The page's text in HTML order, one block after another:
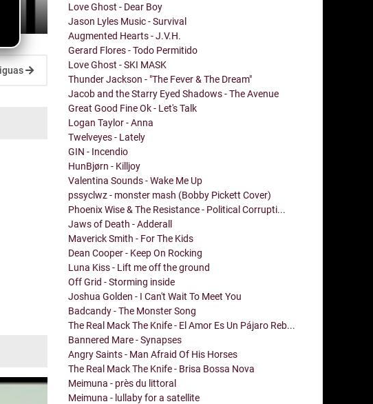
Love Ghost - Dear Boy
Jason Lyles Music - Survival
Augmented Hearts - J.V.H.
Gerard Flores - Todo Permitido
Love Ghost - SKI MASK
Thunder Jackson - "The Fever & The Dream"
Jacob and the Starry Eyed Shadows - The Avenue
Great Good Fine Ok - Let's Talk
Logan Taylor - Anna
Twelveyes - Lately
GIN - Incendio
HunBjørn - Killjoy
Valentina Sounds - Wake Me Up
pssyclwz - monster mash (Bobby Pickett Cover)
Phoenix Wise & The Resistance - Political Corrupti...
Jaws of Death - Adderall
Maverick Smith - For The Kids
Dean Cooper - Keep On Rocking
Luna Kiss - Lift me off the ground
Off Grid - Storming inside
Joshua Golden - I Can't Wait To Meet You
Badcandy - The Monster Song
The Real Mack The Knife - El Amor Es Un Pájaro Reb...
Bannered Mare - Synapses
Angry Saints - Man Afraid Of His Horses
The Real Mack The Knife - Brisa Bossa Nova
Meimuna - près du littoral
Meimuna - lullaby for a satellite